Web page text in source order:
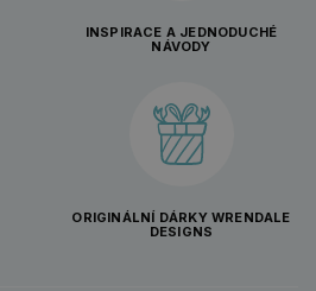
INSPIRACE A JEDNODUCHÉ
NÁVODY
ORIGINÁLNÍ DÁRKY WRENDALE
DESIGNS